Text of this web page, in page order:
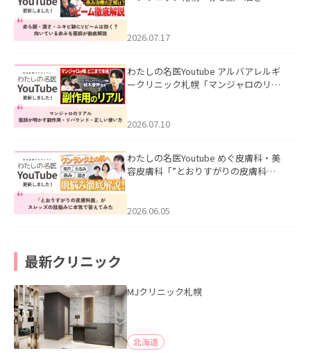
した。
2026.07.17
わたしの名医Youtube アルバアレルギ
ークリニック札幌「マンジャロのリア
た。
2026.07.10
わたしの名医Youtube めぐ皮膚科・美
容皮膚科「”とおりすがりの皮膚科
2026.06.05
最新クリニック
MJクリニック札幌
北海道